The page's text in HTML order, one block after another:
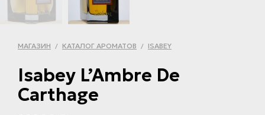
МАГАЗИН / КАТАЛОГ АРОМАТОВ / ISABEY
Isabey L’Ambre De
Carthage